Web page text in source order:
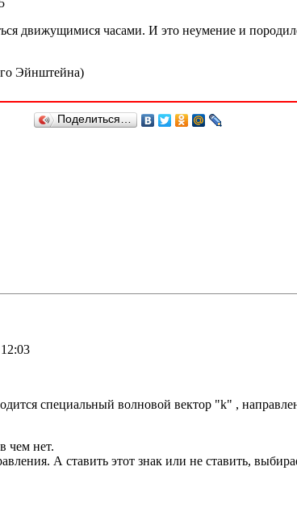
движущимися часами. И это неумение и
Эйнштейна)
Поделиться…
специальный волновой вектор "k" ,
чем нет.
А ставить этот знак или не ставить,